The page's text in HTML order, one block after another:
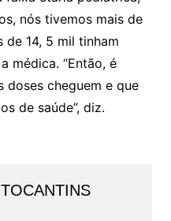
nós tivemos mais de
14, 5 mil tinham
médica. “Então, é
doses cheguem e que
de saúde”, diz.